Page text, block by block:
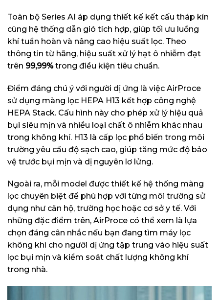
Toàn bộ Series AI áp dụng thiết kế kết cấu tháp kín
cùng hệ thống dẫn gió tích hợp, giúp tối ưu luồng
khí tuần hoàn và nâng cao hiệu suất lọc. Theo
thông tin từ hãng, hiệu suất xử lý hạt ô nhiễm đạt
trên 99,99%trong điều kiện tiêu chuẩn.
Điểm đáng chú ý với người dị ứng là việc AirProce
sử dụng màng lọc HEPA H13 kết hợp công nghệ
HEPA Stack. Cấu hình này cho phép xử lý hiệu quả
bụi siêu mịn và nhiều loại chất ô nhiễm khác nhau
trong không khí. H13 là cấp lọc phổ biến trong môi
trường yêu cầu độ sạch cao, giúp tăng mức độ bảo
vệ trước bụi mịn và dị nguyên lơ lửng.
Ngoài ra, mỗi model được thiết kế hệ thống màng
lọc chuyên biệt để phù hợp với từng môi trường sử
dụng như căn hộ, trường học hoặc cơ sở y tế. Với
những đặc điểm trên, AirProce có thể xem là lựa
chọn đáng cân nhắc nếu bạn đang tìm máy lọc
không khí cho người dị ứng tập trung vào hiệu suất
lọc bụi mịn và kiểm soát chất lượng không khí
trong nhà.